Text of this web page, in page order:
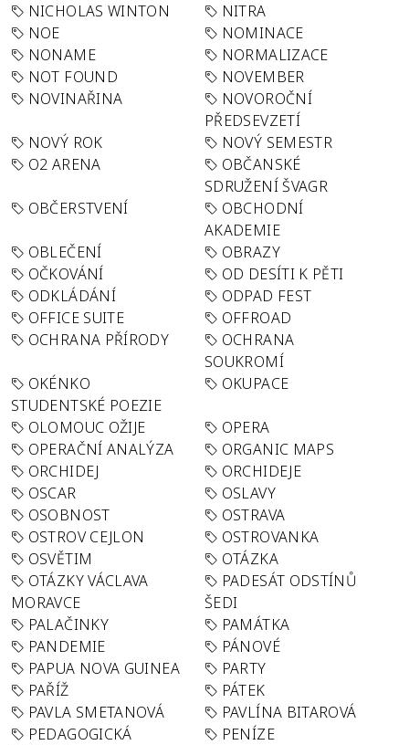
NICHOLAS WINTON
NITRA
NOE
NOMINACE
NONAME
NORMALIZACE
NOT FOUND
NOVEMBER
NOVINAŘINA
NOVOROČNÍ
PŘEDSEVZETÍ
NOVÝ ROK
NOVÝ SEMESTR
O2 ARENA
OBČANSKÉ
SDRUŽENÍ ŠVAGR
OBČERSTVENÍ
OBCHODNÍ
AKADEMIE
OBLEČENÍ
OBRAZY
OČKOVÁNÍ
OD DESÍTI K PĚTI
ODKLÁDÁNÍ
ODPAD FEST
OFFICE SUITE
OFFROAD
OCHRANA PŘÍRODY
OCHRANA
SOUKROMÍ
OKÉNKO
STUDENTSKÉ POEZIE
OKUPACE
OLOMOUC OŽIJE
OPERA
OPERAČNÍ ANALÝZA
ORGANIC MAPS
ORCHIDEJ
ORCHIDEJE
OSCAR
OSLAVY
OSOBNOST
OSTRAVA
OSTROV CEJLON
OSTROVANKA
OSVĚTIM
OTÁZKA
OTÁZKY VÁCLAVA
MORAVCE
PADESÁT ODSTÍNŮ
ŠEDI
PALAČINKY
PAMÁTKA
PANDEMIE
PÁNOVÉ
PAPUA NOVA GUINEA
PARTY
PAŘÍŽ
PÁTEK
PAVLA SMETANOVÁ
PAVLÍNA BITAROVÁ
PEDAGOGICKÁ
PENÍZE